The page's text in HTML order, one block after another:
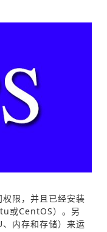
限，并且已经安装
或CentOS）。另
内存和存储）来运